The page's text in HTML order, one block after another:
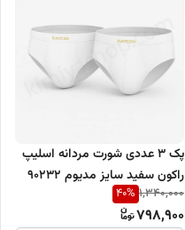
پک 3 عددی شورت مردانه اسلیپ
راکون سفید سایز مدیوم 90232
1,340,000
40%
798,900